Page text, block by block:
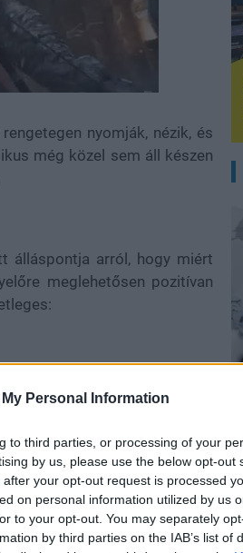
Personal Information
to third parties, or processing of your
by us, please use the below opt-out
your opt-out request is processed
on personal information utilized by us
to your opt-out. You may separately
by third parties on the IAB’s list of
nyomják, nézik, és
még közel sem áll készen
álláspontja arról, hogy miért
meglehetősen pozitívan